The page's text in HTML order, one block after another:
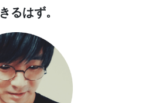
るはず。